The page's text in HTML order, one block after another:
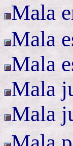
Mala
Mala
Mala
Mala
Mala